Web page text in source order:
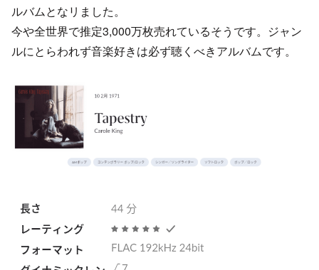
ルバムとなリました。
今や全世界で推定3,000万枚売れているそうです。ジャン
ルにとらわれず音楽好きは必ず聴くべきアルバムです。